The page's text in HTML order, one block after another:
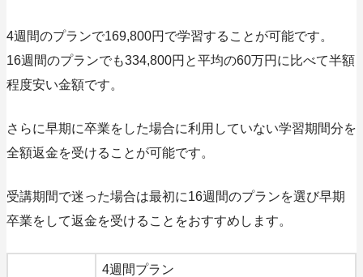
4週間のプランで169,800円で学習することが可能です。
16週間のプランでも334,800円と平均の60万円に比べて半額
程度安い金額です。
さらに早期に卒業をした場合に利用していない学習期間分を
全額返金を受けることが可能です。
受講期間で迷った場合は最初に16週間のプランを選び早期
卒業をして返金を受けることをおすすめします。
4週間プラン